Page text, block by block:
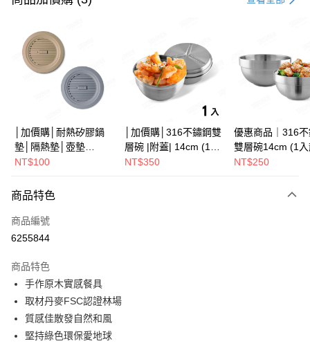
Apple Pay
街口支付
Google Pay
全盈+PAY
全家取貨（下單付款）後，現貨商品將於 3 個工作天內寄出
每筆NT$75，滿NT$1,199(含以上)免運費
7-11取貨（下單付款）後，現貨商品將於 3 個工作天內寄出
（不含訂購當天與例假日）
每筆NT$75，滿NT$1,199(含以上)免運費
│加價購│耐熱矽膠鍋
墊│隔熱墊│壺墊
NT$100
│加價購│316不鏽鋼雙
層碗 |附蓋| 14cm (1入
散裝) SG0141
NT$350
優惠商品｜316
雙層碗14cm (1
SG0140
NT$250
商品特色
商品編號
6255844
商品特色
手作原木實感餐具
取材丹麥FSC認證林場
質感佳散發自然和風
堅持綠色環保愛地球